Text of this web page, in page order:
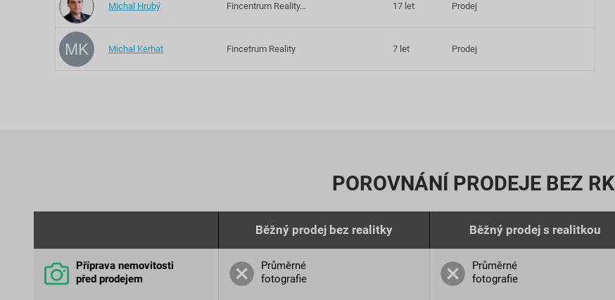
Michal Hrubý Fincentrum Reality… 17 let Prodej
MK Michal Kerhat Fincetrum Reality 7 let Prodej
POROVNÁNÍ PRODEJE BEZ RK
Běžný prodej bez realitky Běžný prodej s realitkou
Příprava nemovitosti
před prodejem
Průměrné
fotografie
Průměrné
fotografie